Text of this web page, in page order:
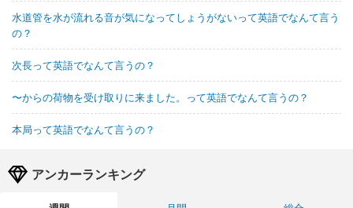
水道管を水が流れる音が気になってしょうがないって英語でなんて言う
の？
次長って英語でなんて言うの？
〜からの荷物を受け取りに来ました。って英語でなんて言うの？
本局って英語でなんて言うの？
アンカーランキング